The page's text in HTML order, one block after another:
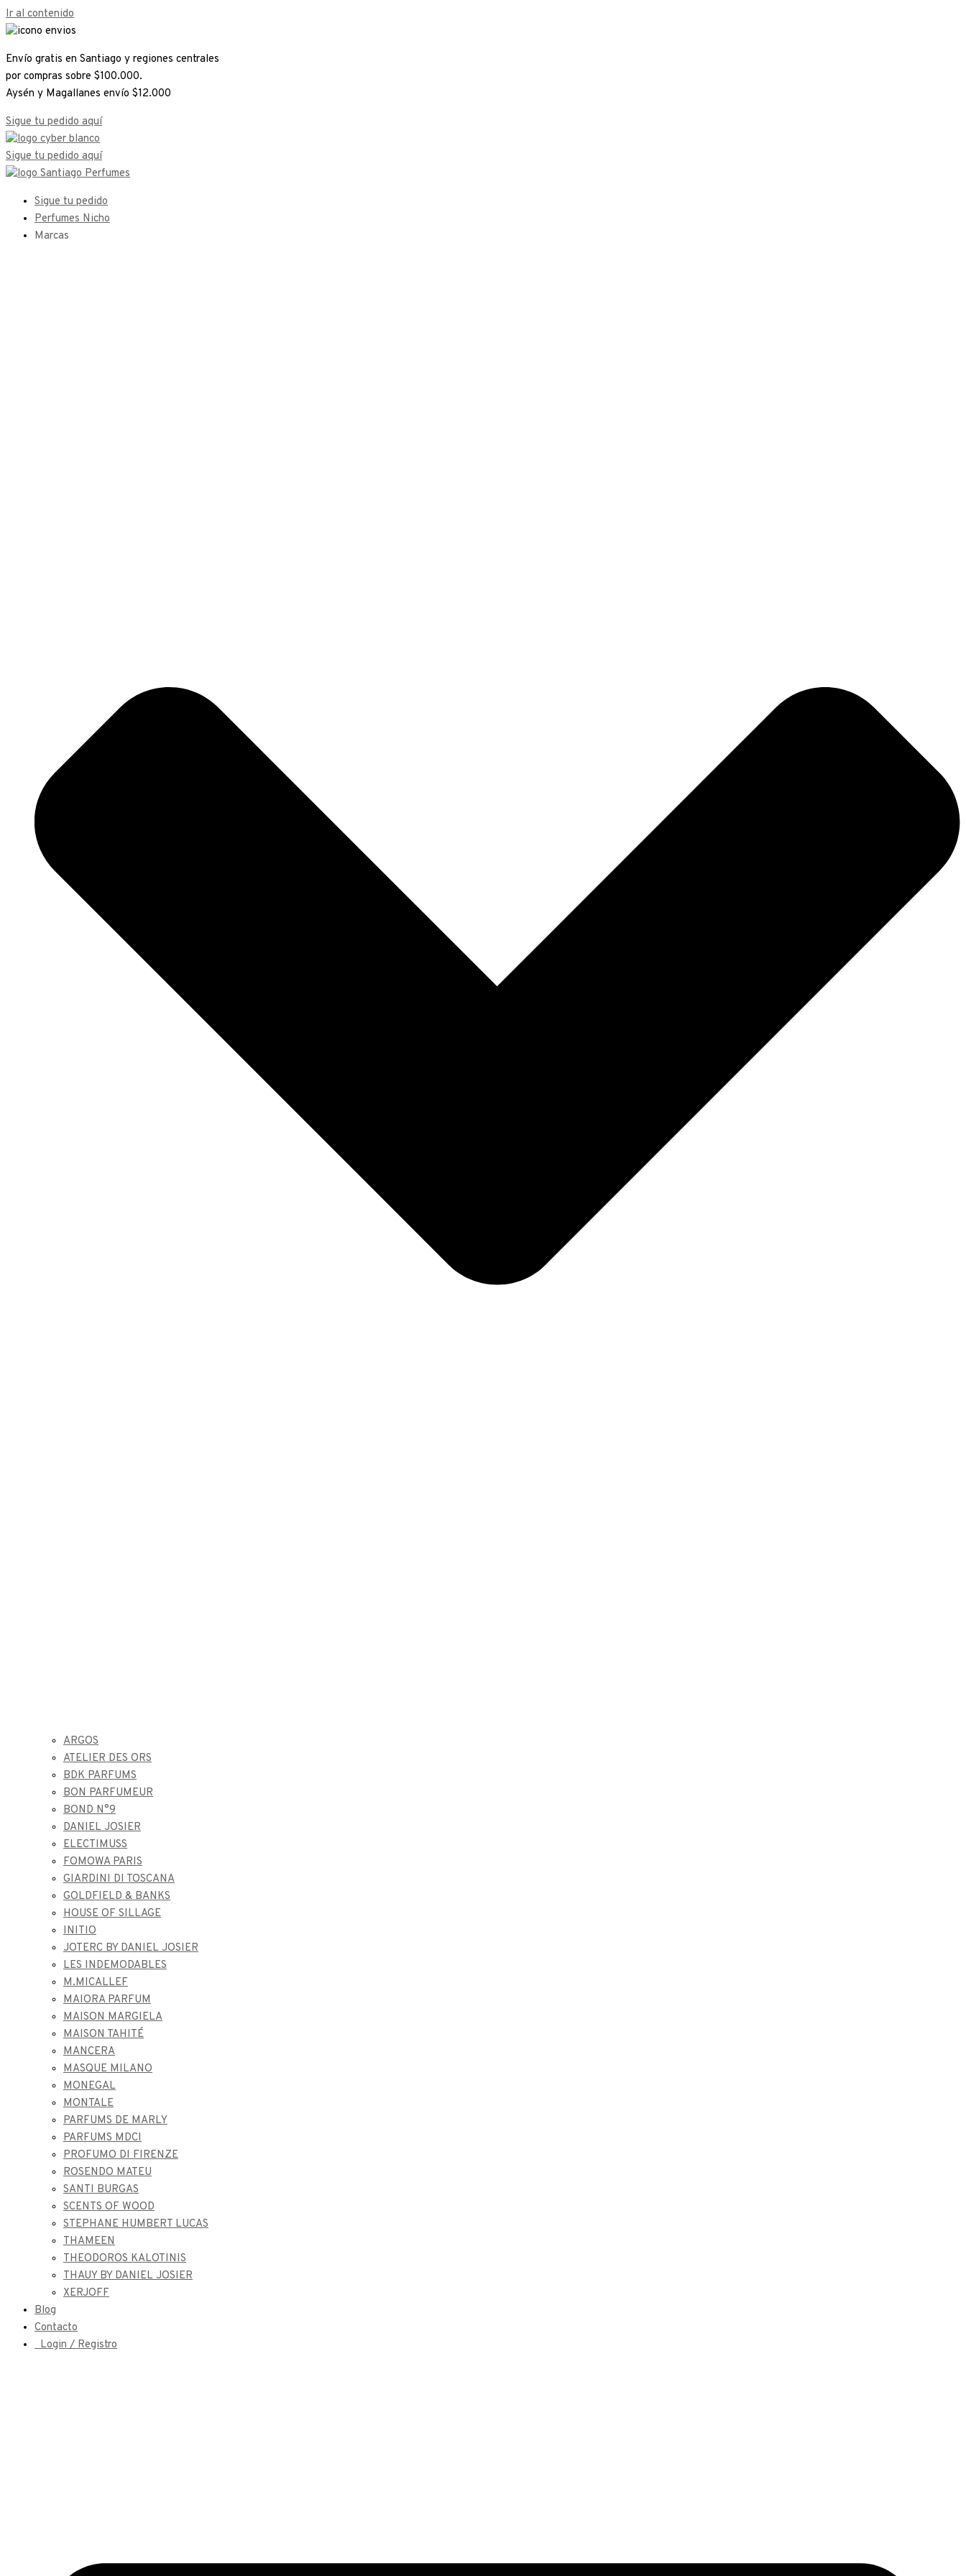
Ir al contenido
Envío gratis en Santiago y regiones centrales
por compras sobre $100.000.
Aysén y Magallanes envío $12.000
Sigue tu pedido aquí
Sigue tu pedido aquí
Sigue tu pedido
Perfumes Nicho
Marcas
ARGOS
ATELIER DES ORS
BDK PARFUMS
BON PARFUMEUR
BOND N°9
DANIEL JOSIER
ELECTIMUSS
FOMOWA PARIS
GIARDINI DI TOSCANA
GOLDFIELD & BANKS
HOUSE OF SILLAGE
INITIO
JOTERC BY DANIEL JOSIER
LES INDEMODABLES
M.MICALLEF
MAIORA PARFUM
MAISON MARGIELA
MAISON TAHITÉ
MANCERA
MASQUE MILANO
MONEGAL
MONTALE
PARFUMS DE MARLY
PARFUMS MDCI
PROFUMO DI FIRENZE
ROSENDO MATEU
SANTI BURGAS
SCENTS OF WOOD
STEPHANE HUMBERT LUCAS
THAMEEN
THEODOROS KALOTINIS
THAUY BY DANIEL JOSIER
XERJOFF
Blog
Contacto
Login / Registro